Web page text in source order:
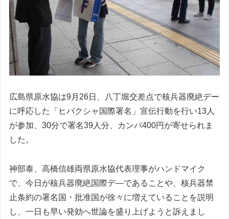
広島県原水協は9月26日、八丁堀交差点で核兵器廃絶デー
に呼応した「ヒバクシャ国際署名」宣伝行動を行い13人
が参加、30分で署名39人分、カンパ400円が寄せられま
した。
神部泰、高橋信雄両県原水協代表理事がハンドマイク
で、今日が核兵器廃絶国際デ—であることや、核兵器禁
止条約の署名国・批准国が徐々に増えていることを説明
し、一日も早い発効へ世論を盛り上げようと訴えまし